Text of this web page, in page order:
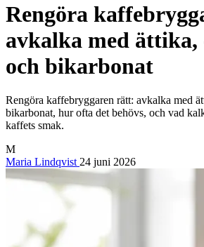
Rengöra
avkalka med
och bikarbonat
Rengöra kaffebryggaren rätt: avkalka med
bikarbonat, hur ofta det behövs, och vad
kaffets smak.
M
Maria Lindqvist 24 juni 2026